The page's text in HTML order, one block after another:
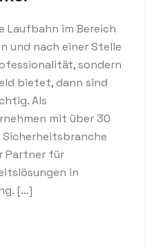
Laufbahn im Bereich
und nach einer Stelle
sondern
bietet, dann sind
Als
mit über 30
Partner für
in
[…]